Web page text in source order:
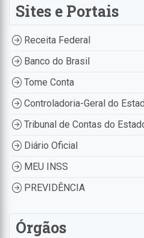
Sites e Portais
Receita Federal
Banco do Brasil
Tome Conta
Controladoria-Geral do
Tribunal de Contas do
Diário Oficial
MEU INSS
PREVIDÊNCIA
Órgãos